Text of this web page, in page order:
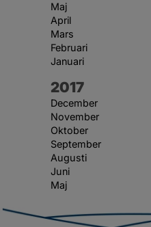
Maj
April
Mars
Februari
Januari
År:
2017
December
November
Oktober
September
Augusti
Juni
Maj